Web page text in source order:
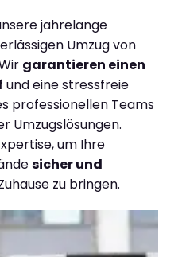
jahrelange
Umzug von
garantieren einen
und eine stressfreie
professionellen Teams
Umzugslösungen.
um Ihre
sicher und
zu bringen.